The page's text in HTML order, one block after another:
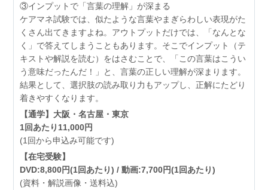
③インプットで「言葉の理解」が深まる
ケアマネ試験では、似たような言葉やまぎらわしい表現がた
くさん出てきますよね。アウトプットだけでは、「なんとな
く」で答えてしまうこともあります。そこでインプット（テ
キストや解説を読む）をはさむことで、「この言葉はこうい
う意味だったんだ！」と、言葉の正しい理解が深まります。
結果として、選択肢の読み取り力もアップし、正解にたどり
着きやすくなります。
【通学】大阪・名古屋・東京
1回あたり11,000円
(1回から申込み可能です)
【在宅受験】
DVD:8,800円(1回あたり) / 動画:7,700円(1回あたり)
(資料・解説画像・送料込)